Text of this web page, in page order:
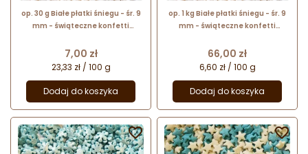
op. 30 g Białe płatki śniegu - śr. 9
mm - świąteczne konfetti
Cena
7,00 zł
23,33 zł / 100 g
Dodaj do koszyka
op. 1 kg Białe płatki śniegu - śr. 9
mm - świąteczne konfetti
Cena
66,00 zł
6,60 zł / 100 g
Dodaj do koszyka
 